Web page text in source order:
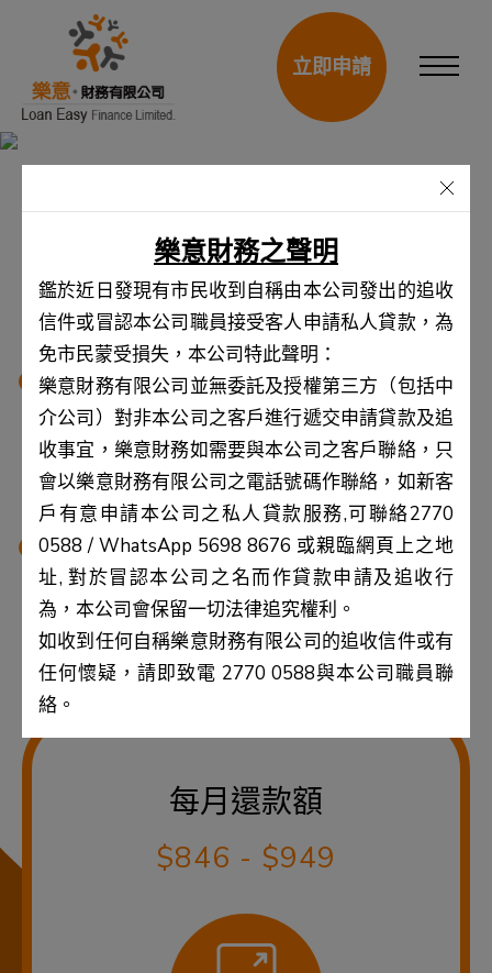
立即申請
貸款計算機
貸款金額 HK$
HK$5,000 HK$500,000
還款期 個月
6個月 48個月
以上計算假設實際年利率為5.00%-46.00%不等，只供參考，最終實際
年利率按個別申請人之實際情況而定。
每月還款額
$846 - $949
方法
1 即時網上申請
現金到戶
4
樂意財務之聲明
鑑於近日發現有市民收到自稱由本公司發出的追收
信件或冒認本公司職員接受客人申請私人貸款，為
免市民蒙受損失，本公司特此聲明：
樂意財務有限公司並無委託及授權第三方（包括中
介公司）對非本公司之客戶進行遞交申請貸款及追
收事宜，樂意財務如需要與本公司之客戶聯絡，只
會以樂意財務有限公司之電話號碼作聯絡，如新客
戶有意申請本公司之私人貸款服務,可聯絡2770
0588 / WhatsApp 5698 8676 或親臨網頁上之地
址, 對於冒認本公司之名而作貸款申請及追收行
為，本公司會保留一切法律追究權利。
如收到任何自稱樂意財務有限公司的追收信件或有
任何懷疑，請即致電 2770 0588與本公司職員聯
絡。